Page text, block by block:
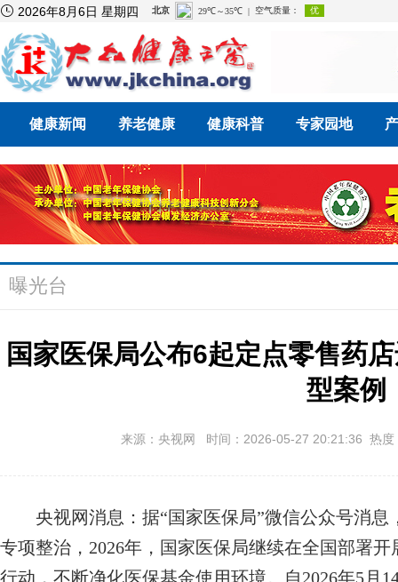
 2026年8月6日 星期四
健康新闻 养老健康 健康科普 专家园地
曝光台
国家医保局公布6起定点零售药
型案例
来源：央视网 时间：2026-05-27 20:21:36 热
央视网消息：据“国家医保局”微信公众号消息
专项整治，2026年，国家医保局继续在全国部署
行动，不断净化医保基金使用环境。自2026年5月